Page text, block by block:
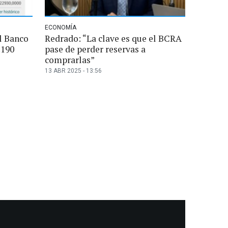
Banco
ECONOMÍA
Redrado: “La clave es que el BCRA
pase de perder reservas a
comprarlas”
13 ABR 2025 - 13:56